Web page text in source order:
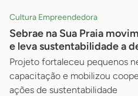
Cultura Empreendedora
Sebrae na Sua Praia
e leva sustentabilidade a
Projeto fortaleceu pequenos
capacitação e mobilizou
ações de sustentabilidade